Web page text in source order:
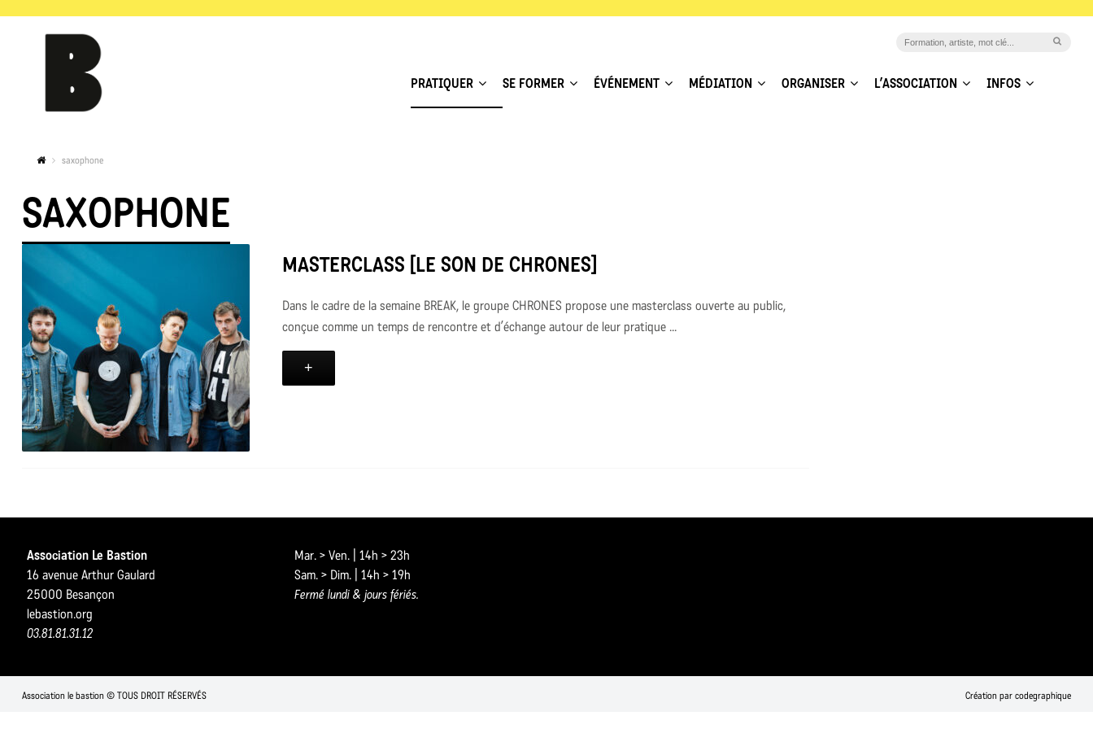
PRATIQUER SE FORMER ÉVÉNEMENT MÉDIATION ORGANISER L’ASSOCIATION INFOS
saxophone
SAXOPHONE
MASTERCLASS [LE SON DE CHRONES]
Dans le cadre de la semaine BREAK, le groupe CHRONES propose une masterclass ouverte au public,
conçue comme un temps de rencontre et d’échange autour de leur pratique ...
+
Association Le Bastion
16 avenue Arthur Gaulard
25000 Besançon
lebastion.org
03.81.81.31.12
Mar. > Ven. | 14h > 23h
Sam. > Dim. | 14h > 19h
Fermé lundi & jours fériés.
Association le bastion © TOUS DROIT RÉSERVÉS Création par codegraphique